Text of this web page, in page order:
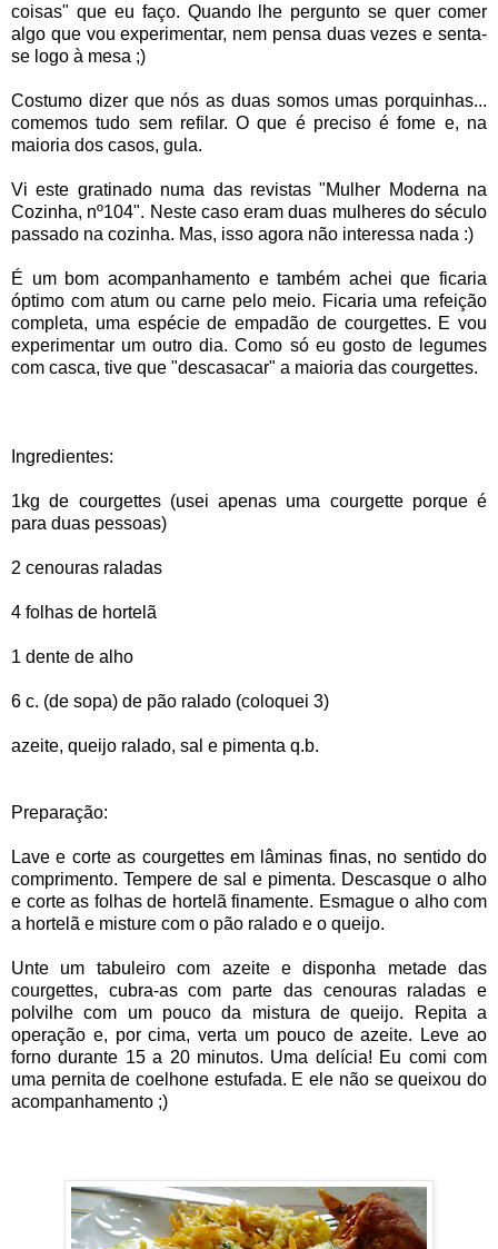
coisas" que eu faço. Quando lhe pergunto se quer comer
algo que vou experimentar, nem pensa duas vezes e senta-
se logo à mesa ;)
Costumo dizer que nós as duas somos umas porquinhas...
comemos tudo sem refilar. O que é preciso é fome e, na
maioria dos casos, gula.
Vi este gratinado numa das revistas "Mulher Moderna na
Cozinha, nº104". Neste caso eram duas mulheres do século
passado na cozinha. Mas, isso agora não interessa nada :)
É um bom acompanhamento e também achei que ficaria
óptimo com atum ou carne pelo meio. Ficaria uma refeição
completa, uma espécie de empadão de courgettes. E vou
experimentar um outro dia. Como só eu gosto de legumes
com casca, tive que "descasacar" a maioria das courgettes.
Ingredientes:
1kg de courgettes (usei apenas uma courgette porque é
para duas pessoas)
2 cenouras raladas
4 folhas de hortelã
1 dente de alho
6 c. (de sopa) de pão ralado (coloquei 3)
azeite, queijo ralado, sal e pimenta q.b.
Preparação:
Lave e corte as courgettes em lâminas finas, no sentido do
comprimento. Tempere de sal e pimenta. Descasque o alho
e corte as folhas de hortelã finamente. Esmague o alho com
a hortelã e misture com o pão ralado e o queijo.
Unte um tabuleiro com azeite e disponha metade das
courgettes, cubra-as com parte das cenouras raladas e
polvilhe com um pouco da mistura de queijo. Repita a
operação e, por cima, verta um pouco de azeite. Leve ao
forno durante 15 a 20 minutos. Uma delícia! Eu comi com
uma pernita de coelhone estufada. E ele não se queixou do
acompanhamento ;)